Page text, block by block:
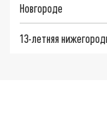
Новгороде
13-летняя